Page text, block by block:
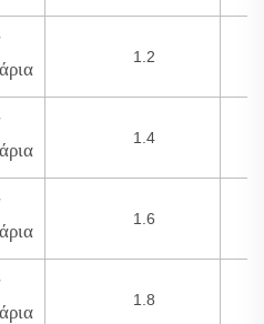
1.2
1.4
1.6
1.8